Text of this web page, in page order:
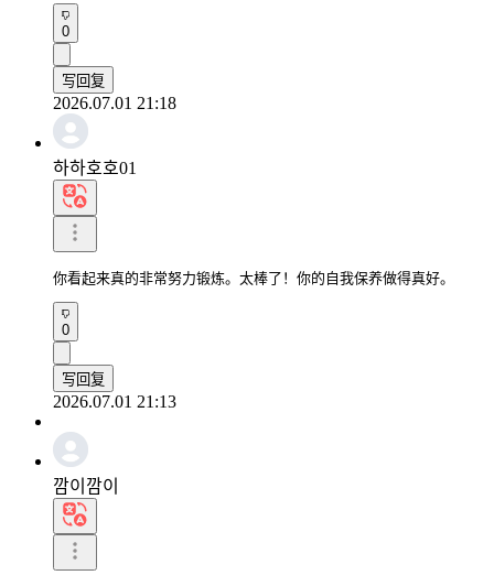
0
写回复
2026.07.01 21:18
하하호호01
你看起来真的非常努力锻炼。太棒了！你的自我保养做得真好。
0
写回复
2026.07.01 21:13
깜이깜이